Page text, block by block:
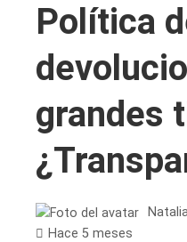
Política
grandes
Hace 5 meses